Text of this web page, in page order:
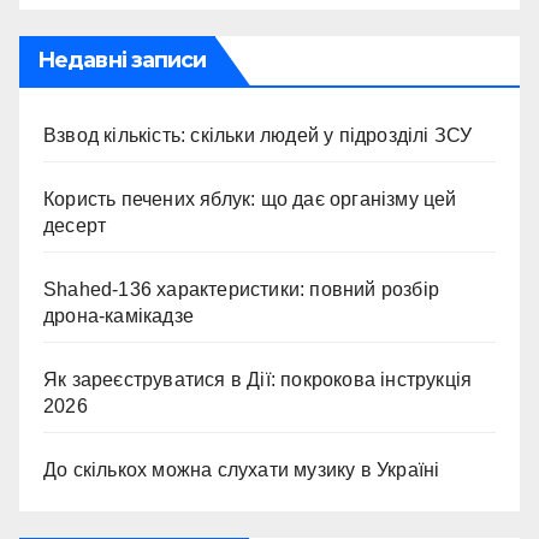
Недавні записи
Взвод кількість: скільки людей у підрозділі ЗСУ
Користь печених яблук: що дає організму цей
десерт
Shahed-136 характеристики: повний розбір
дрона-камікадзе
Як зареєструватися в Дії: покрокова інструкція
2026
До скількох можна слухати музику в Україні